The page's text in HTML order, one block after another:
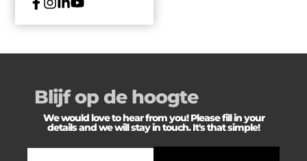
Blijf op de hoogte
We would love to hear from you! Please fill in your
details and we will stay in touch. It's that simple!